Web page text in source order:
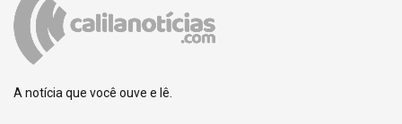
A notícia que você ouve e lê.